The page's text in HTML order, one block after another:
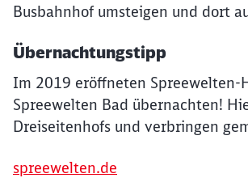
Busbahnhof umsteigen und dort
Übernachtungstipp
Im 2019 eröffneten Spreewelten-
Spreewelten Bad übernachten!
Dreiseitenhofs und verbringen
spreewelten.de